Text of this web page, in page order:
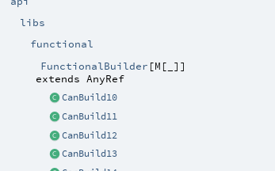
libs
functional
FunctionalBuilder [M [ ] ]
extends AnyRef
CanBuild10
CanBuild11
CanBuild12
CanBuild13